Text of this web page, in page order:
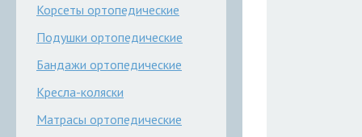
Корсеты ортопедические
Подушки ортопедические
Бандажи ортопедические
Кресла-коляски
Матрасы ортопедические